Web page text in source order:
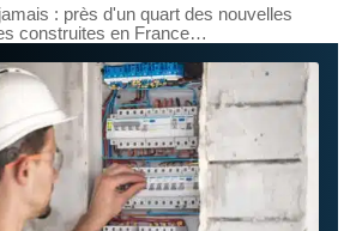
: près d'un quart des nouvelles
construites en France…